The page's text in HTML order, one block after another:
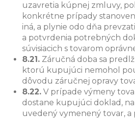
uzavretia kúpnej zmluvy,
konkrétne prípady
iná, a plynie odo dňa
a potvrdenia potrebných
súvisiacich s tovarom
8.21. Záručná doba sa
ktorú kupujúci nemohol
dôvodu záručnej opravy
8.22. V prípade výmeny
dostane kupujúci doklad,
uvedený vymenený tovar, a